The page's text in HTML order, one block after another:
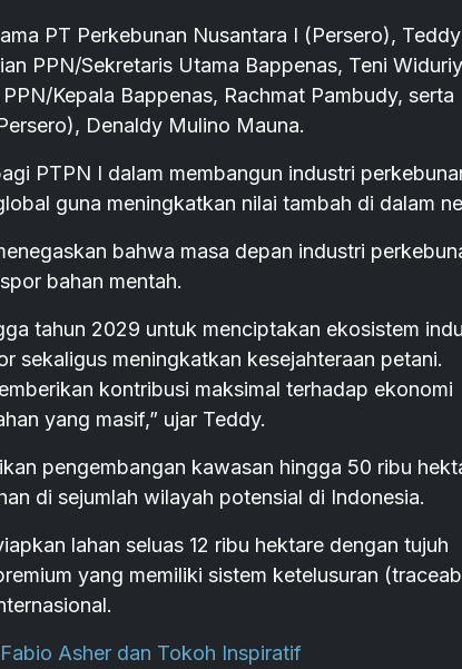
PT Perkebunan Nusantara I (Persero), Teddy
PPN/Sekretaris Utama Bappenas, Teni
Kepala Bappenas, Rachmat Pambudy, serta
Denaldy Mulino Mauna.
PTPN I dalam membangun industri
guna meningkatkan nilai tambah di dalam
bahwa masa depan industri
bahan mentah.
tahun 2029 untuk menciptakan ekosistem
sekaligus meningkatkan kesejahteraan petani.
kontribusi maksimal terhadap ekonomi
yang masif,” ujar Teddy.
pengembangan kawasan hingga 50 ribu
di sejumlah wilayah potensial di Indonesia.
lahan seluas 12 ribu hektare dengan tujuh
yang memiliki sistem ketelusuran
Asher dan Tokoh Inspiratif